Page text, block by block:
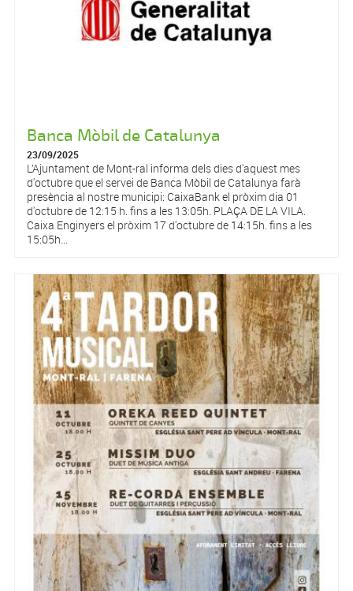
Banca Mòbil de Catalunya
23/09/2025
L’Ajuntament de Mont-ral informa dels dies d'aquest mes
d'octubre que el servei de Banca Mòbil de Catalunya farà
presència al nostre municipi: CaixaBank el pròxim dia 01
d'octubre de 12:15 h. fins a les 13:05h. PLAÇA DE LA VILA.
Caixa Enginyers el pròxim 17 d'octubre de 14:15h. fins a les
15:05h...